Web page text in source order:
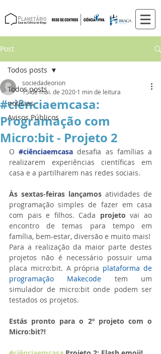
Post
Todos posts
notícias
Avisos Públicos
Todos posts
#ciênciaemcasa:
Programação com
Micro:bit - Projeto 2
sociedadeorion
15 de mai. de 2020 1 min de leitura
O #ciênciaemcasa desafia as famílias a
realizarem experiências científicas em
casa e a partilharem nas redes sociais.
Às sextas-feiras lançamos atividades de
programação simples de fazer em casa
com pais e filhos. Cada projeto vai ao
encontro de temas para tempo em
Para a realização da maior parte destes
projetos não é necessário possuir uma
placa micro:bit. A própria plataforma de
programação Makecode tem um
simulador de micro:bit onde podem ser
testados os projetos.
Estás pronto para o 2º projeto com o
Micro:bit?!